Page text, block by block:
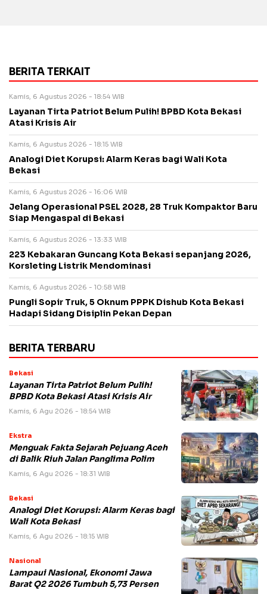
BERITA TERKAIT
Kamis, 6 Agustus 2026 - 18:54 WIB
Layanan Tirta Patriot Belum Pulih! BPBD Kota Bekasi
Atasi Krisis Air
Kamis, 6 Agustus 2026 - 18:15 WIB
Analogi Diet Korupsi: Alarm Keras bagi Wali Kota
Bekasi
Kamis, 6 Agustus 2026 - 16:06 WIB
Jelang Operasional PSEL 2028, 28 Truk Kompaktor Baru
Siap Mengaspal di Bekasi
Kamis, 6 Agustus 2026 - 13:33 WIB
223 Kebakaran Guncang Kota Bekasi sepanjang 2026,
Korsleting Listrik Mendominasi
Kamis, 6 Agustus 2026 - 10:58 WIB
Pungli Sopir Truk, 5 Oknum PPPK Dishub Kota Bekasi
Hadapi Sidang Disiplin Pekan Depan
BERITA TERBARU
Bekasi
Layanan Tirta Patriot Belum Pulih!
BPBD Kota Bekasi Atasi Krisis Air
Kamis, 6 Agu 2026 - 18:54 WIB
Ekstra
Menguak Fakta Sejarah Pejuang Aceh
di Balik Riuh Jalan Panglima Polim
Kamis, 6 Agu 2026 - 18:31 WIB
Bekasi
Analogi Diet Korupsi: Alarm Keras bagi
Wali Kota Bekasi
Kamis, 6 Agu 2026 - 18:15 WIB
Nasional
Lampaui Nasional, Ekonomi Jawa
Barat Q2 2026 Tumbuh 5,73 Persen